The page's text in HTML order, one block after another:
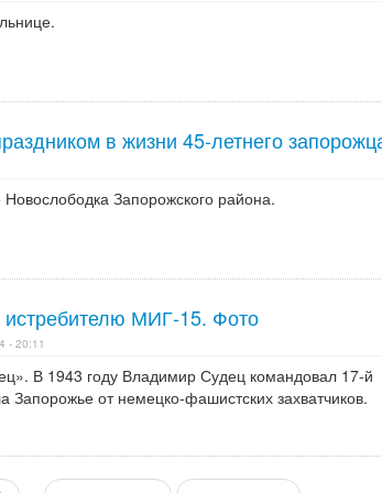
в жизни 45-летнего
Запорожского района.
МИГ-15. Фото
- 20:11
В 1943 году Владимир Судец командовал 17-й
от немецко-фашистских захватчиков.